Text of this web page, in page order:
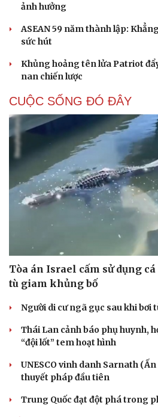
ảnh hưởng
ASEAN 59 năm thành lập:
sức hút
Khủng hoảng tên lửa Patriot
nan chiến lược
CUỘC SỐNG ĐÓ ĐÂY
Tòa án Israel cấm sử dụng
tù giam khủng bố
Người di cư ngã gục sau khi bơi
Thái Lan cảnh báo phụ huynh,
“đội lốt” tem hoạt hình
UNESCO vinh danh Sarnath
thuyết pháp đầu tiên
Trung Quốc đạt đột phá trong